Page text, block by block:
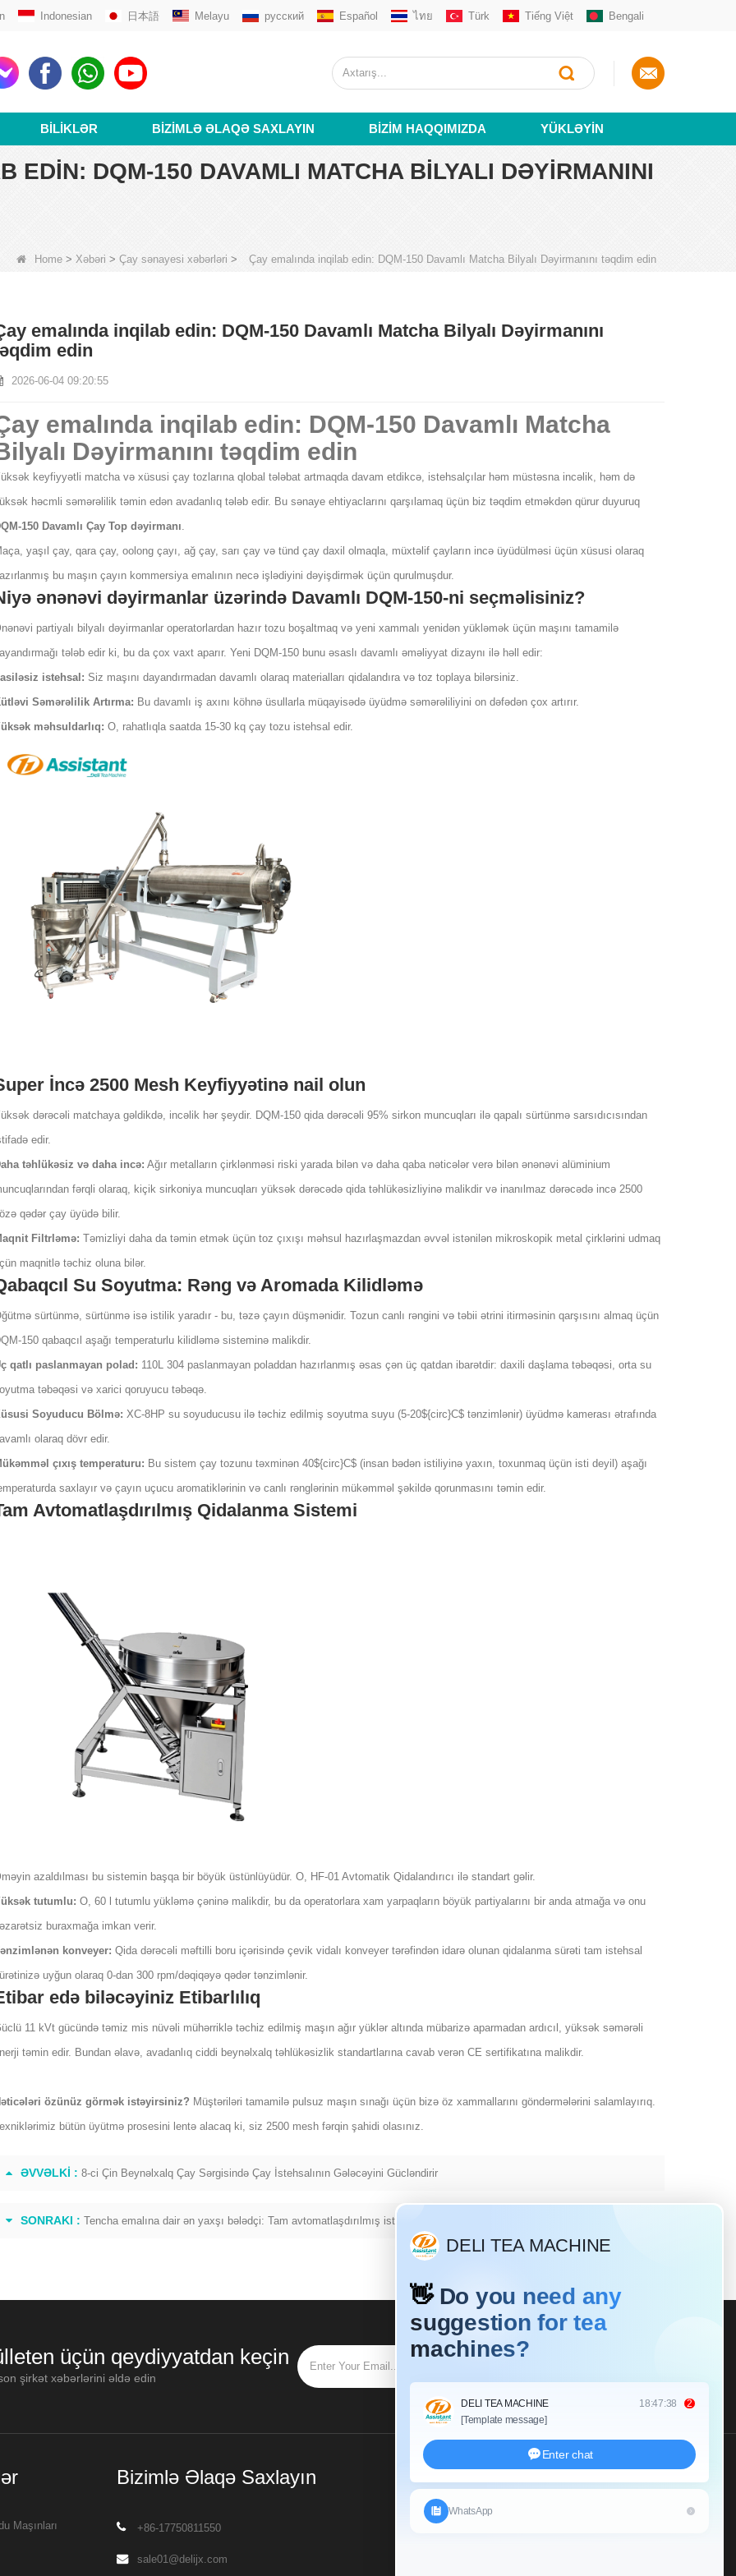
Indonesian 日本語 Melayu русский Español ไทย Türk Tiếng Việt Bengali
BILIKLƏR BIZIMLƏ ƏLAQƏ SAXLAYIN BIZIM HAQQIMIZDA YÜKLƏYIN
EDIN: DQM-150 DAVAMLI MATCHA BILYALI DƏYIRMANINI
Home > Xəbəri > Çay sənayesi xəbərləri > Çay emalında inqilab edin: DQM-150 Davamlı Matcha Bilyalı Dəyirmanını təqdim edin
emalında inqilab edin: DQM-150 Davamlı Matcha Bilyalı Dəyirmanını
edin
2026-06-04 09:20:55
emalında inqilab edin: DQM-150 Davamlı Matcha
Dəyirmanını təqdim edin
keyfiyyətli matcha və xüsusi çay tozlarına qlobal tələbat artmaqda davam etdikcə, istehsalçılar həm müstəsna incəlik, həm də
həcmli səmərəlilik təmin edən avadanlıq tələb edir. Bu sənaye ehtiyaclarını qarşılamaq üçün biz təqdim etməkdən qürur duyuruq
150 Davamlı Çay Top dəyirmanı.
yaşıl çay, qara çay, oolong çayı, ağ çay, sarı çay və tünd çay daxil olmaqla, müxtəlif çayların incə üyüdülməsi üçün xüsusi olaraq
bu maşın çayın kommersiya emalının necə işlədiyini dəyişdirmək üçün qurulmuşdur.
ənənəvi dəyirmanlar üzərində Davamlı DQM-150-ni seçməlisiniz?
partiyalı bilyalı dəyirmanlar operatorlardan hazır tozu boşaltmaq və yeni xammalı yenidən yükləmək üçün maşını tamamilə
tələb edir ki, bu da çox vaxt aparır. Yeni DQM-150 bunu əsaslı davamlı əməliyyat dizaynı ilə həll edir:
istehsal: Siz maşını dayandırmadan davamlı olaraq materialları qidalandıra və toz toplaya bilərsiniz.
Səmərəlilik Artırma: Bu davamlı iş axını köhnə üsullarla müqayisədə üyüdmə səmərəliliyini on dəfədən çox artırır.
məhsuldarlıq: O, rahatlıqla saatda 15-30 kq çay tozu istehsal edir.
İncə 2500 Mesh Keyfiyyətinə nail olun
dərəcəli matchaya gəldikdə, incəlik hər şeydir. DQM-150 qida dərəcəli 95% sirkon muncuqları ilə qapalı sürtünmə sarsıdıcısından
edir.
təhlükəsiz və daha incə: Ağır metalların çirklənməsi riski yarada bilən və daha qaba nəticələr verə bilən ənənəvi alüminium
fərqli olaraq, kiçik sirkoniya muncuqları yüksək dərəcədə qida təhlükəsizliyinə malikdir və inanılmaz dərəcədə incə 2500
qədər çay üyüdə bilir.
Filtrləmə: Təmizliyi daha da təmin etmək üçün toz çıxışı məhsul hazırlaşmazdan əvvəl istənilən mikroskopik metal çirklərini udmaq
maqnitlə təchiz oluna bilər.
Su Soyutma: Rəng və Aromada Kilidləmə
sürtünmə, sürtünmə isə istilik yaradır - bu, təzə çayın düşmənidir. Tozun canlı rəngini və təbii ətrini itirməsinin qarşısını almaq üçün
150 qabaqcıl aşağı temperaturlu kilidləmə sisteminə malikdir.
qatlı paslanmayan polad: 110L 304 paslanmayan poladdan hazırlanmış əsas çən üç qatdan ibarətdir: daxili daşlama təbəqəsi, orta su
təbəqəsi və xarici qoruyucu təbəqə.
Soyuducu Bölmə: XC-8HP su soyuducusu ilə təchiz edilmiş soyutma suyu (5-20${circ}C$ tənzimlənir) üyüdmə kamerası ətrafında
olaraq dövr edir.
çıxış temperaturu: Bu sistem çay tozunu təxminən 40${circ}C$ (insan bədən istiliyinə yaxın, toxunmaq üçün isti deyil) aşağı
saxlayır və çayın uçucu aromatiklərinin və canlı rənglərinin mükəmməl şəkildə qorunmasını təmin edir.
Avtomatlaşdırılmış Qidalanma Sistemi
azaldılması bu sistemin başqa bir böyük üstünlüyüdür. O, HF-01 Avtomatik Qidalandırıcı ilə standart gəlir.
tutumlu: O, 60 l tutumlu yükləmə çəninə malikdir, bu da operatorlara xam yarpaqların böyük partiyalarını bir anda atmağa və onu
buraxmağa imkan verir.
konveyer: Qida dərəcəli məftilli boru içərisində çevik vidalı konveyer tərəfindən idarə olunan qidalanma sürəti tam istehsal
uyğun olaraq 0-dan 300 rpm/dəqiqəyə qədər tənzimlənir.
edə biləcəyiniz Etibarlılıq
11 kVt gücündə təmiz mis nüvəli mühərriklə təchiz edilmiş maşın ağır yüklər altında mübarizə aparmadan ardıcıl, yüksək səmərəli
təmin edir. Bundan əlavə, avadanlıq ciddi beynəlxalq təhlükəsizlik standartlarına cavab verən CE sertifikatına malikdir.
özünüz görmək istəyirsiniz? Müştəriləri tamamilə pulsuz maşın sınağı üçün bizə öz xammallarını göndərmələrini salamlayırıq.
bütün üyütmə prosesini lentə alacaq ki, siz 2500 mesh fərqin şahidi olasınız.
ƏVVƏLKI : 8-ci Çin Beynəlxalq Çay Sərgisində Çay İstehsalının Gələcəyini Gücləndirir
SONRAKI : Tencha emalına dair ən yaxşı bələdçi: Tam avtomatlaşdırılmış istehsal xəttinin içərisində
üçün qeydiyyatdan keçin
şirkət xəbərlərini əldə edin
Maşınları
Bizimlə Əlaqə Saxlayın
+86-17750811550
sale01@delijx.com
Send Us An Inquiry